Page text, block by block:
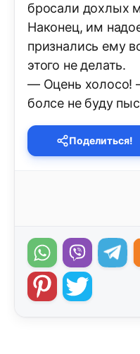
бросали дохлых
Наконец, им
признались ему
этого не делать.
— Оцень холосо!
болсе не буду
Поделиться!